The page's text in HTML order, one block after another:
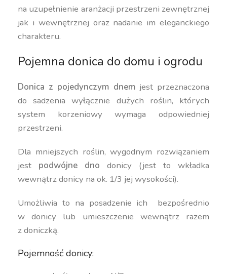
na uzupełnienie aranżacji przestrzeni zewnętrznej
jak i wewnętrznej oraz nadanie im eleganckiego
charakteru.
Pojemna donica do domu i ogrodu
Donica z pojedynczym dnemjest przeznaczona
do sadzenia wyłącznie dużych roślin, których
system korzeniowy wymaga odpowiedniej
przestrzeni.
Dla mniejszych roślin, wygodnym rozwiązaniem
jest podwójne dno donicy (jest to wkładka
wewnątrz donicy na ok. 1/3 jej wysokości).
Umożliwia to na posadzenie ich bezpośrednio
w donicy lub umieszczenie wewnątrz razem
z doniczką.
Pojemność donicy: